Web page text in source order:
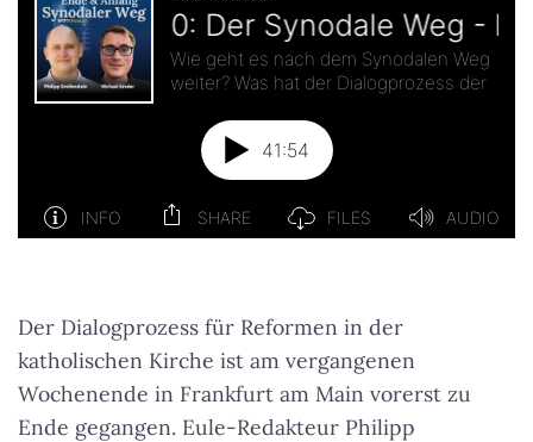
Der Dialogprozess für Reformen in der
katholischen Kirche ist am vergangenen
Wochenende in Frankfurt am Main vorerst zu
Ende gegangen. Eule-Redakteur Philipp